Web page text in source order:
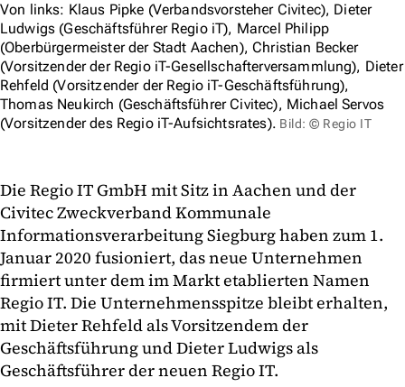
Von links: Klaus Pipke (Verbandsvorsteher Civitec), Dieter
Ludwigs (Geschäftsführer Regio iT), Marcel Philipp
(Oberbürgermeister der Stadt Aachen), Christian Becker
(Vorsitzender der Regio iT-Gesellschafterversammlung), Dieter
Rehfeld (Vorsitzender der Regio iT-Geschäftsführung),
Thomas Neukirch (Geschäftsführer Civitec), Michael Servos
(Vorsitzender des Regio iT-Aufsichtsrates). Bild: © Regio IT
Die Regio IT GmbH mit Sitz in Aachen und der
Civitec Zweckverband Kommunale
Informationsverarbeitung Siegburg haben zum 1.
Januar 2020 fusioniert, das neue Unternehmen
firmiert unter dem im Markt etablierten Namen
Regio IT. Die Unternehmensspitze bleibt erhalten,
mit Dieter Rehfeld als Vorsitzendem der
Geschäftsführung und Dieter Ludwigs als
Geschäftsführer der neuen Regio IT.